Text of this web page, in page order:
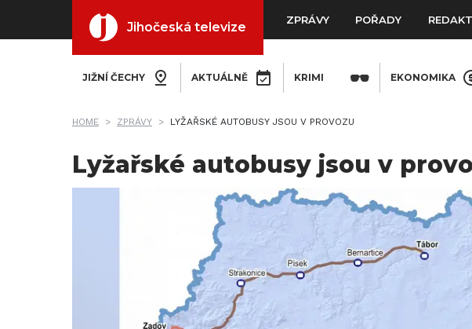
Jihočeská televize
ZPRÁVY POŘADY
JIŽNÍ ČECHY AKTUÁLNĚ KRIMI EKONOMIKA
HOME ZPRÁVY LYŽAŘSKÉ AUTOBUSY JSOU V PROVOZU
Lyžařské autobusy jsou v